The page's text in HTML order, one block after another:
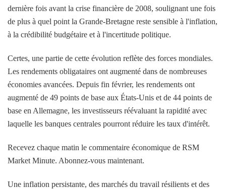
dernière fois avant la crise financière de 2008, soulignant une fois
de plus à quel point la Grande-Bretagne reste sensible à l'inflation,
à la crédibilité budgétaire et à l'incertitude politique.
Certes, une partie de cette évolution reflète des forces mondiales.
Les rendements obligataires ont augmenté dans de nombreuses
économies avancées. Depuis fin février, les rendements ont
augmenté de 49 points de base aux États-Unis et de 44 points de
base en Allemagne, les investisseurs réévaluant la rapidité avec
laquelle les banques centrales pourront réduire les taux d'intérêt.
Recevez chaque matin le commentaire économique de RSM
Market Minute. Abonnez-vous maintenant.
Une inflation persistante, des marchés du travail résilients et des